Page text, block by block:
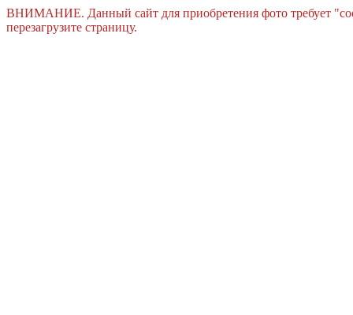
ВНИМАНИЕ. Данный сайт для приобретения фото требует
перезагрузите страницу.